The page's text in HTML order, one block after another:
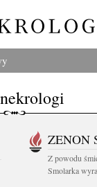
ZENON
Z powodu
Smolarka